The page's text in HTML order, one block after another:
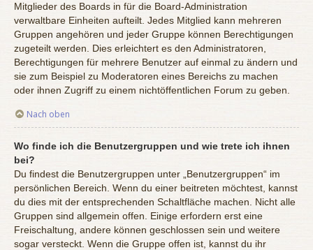
Mitglieder des Boards in für die Board-Administration
verwaltbare Einheiten aufteilt. Jedes Mitglied kann mehreren
Gruppen angehören und jeder Gruppe können Berechtigungen
zugeteilt werden. Dies erleichtert es den Administratoren,
Berechtigungen für mehrere Benutzer auf einmal zu ändern und
sie zum Beispiel zu Moderatoren eines Bereichs zu machen
oder ihnen Zugriff zu einem nichtöffentlichen Forum zu geben.
Nach oben
Wo finde ich die Benutzergruppen und wie trete ich ihnen
bei?
Du findest die Benutzergruppen unter „Benutzergruppen“ im
persönlichen Bereich. Wenn du einer beitreten möchtest, kannst
du dies mit der entsprechenden Schaltfläche machen. Nicht alle
Gruppen sind allgemein offen. Einige erfordern erst eine
Freischaltung, andere können geschlossen sein und weitere
sogar versteckt. Wenn die Gruppe offen ist, kannst du ihr